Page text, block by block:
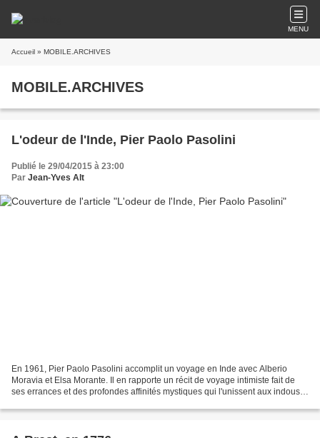
MENU
Accueil » MOBILE.ARCHIVES
MOBILE.ARCHIVES
L'odeur de l'Inde, Pier Paolo Pasolini
Publié le 29/04/2015 à 23:00
Par Jean-Yves Alt
En 1961, Pier Paolo Pasolini accomplit un voyage en Inde avec Alberio
Moravia et Elsa Morante. Il en rapporte un récit de voyage intimiste fait de
ses errances et des profondes affinités mystiques qui l'unissent aux indous.